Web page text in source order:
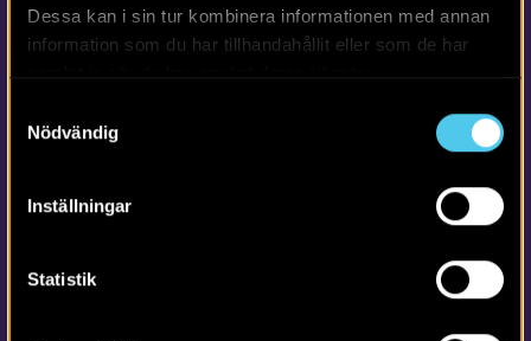
Dessa kan i sin tur kombinera informationen med annan
information som du har tillhandahållit eller som de har
Nödvändig
Inställningar
Statistik